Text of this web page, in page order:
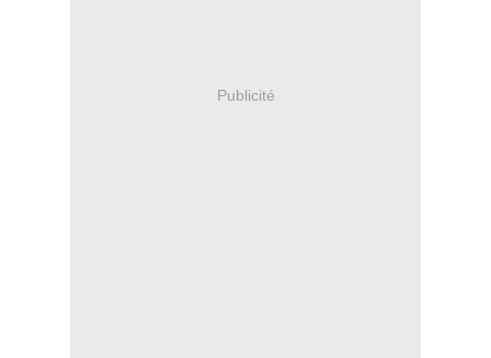
Publicité